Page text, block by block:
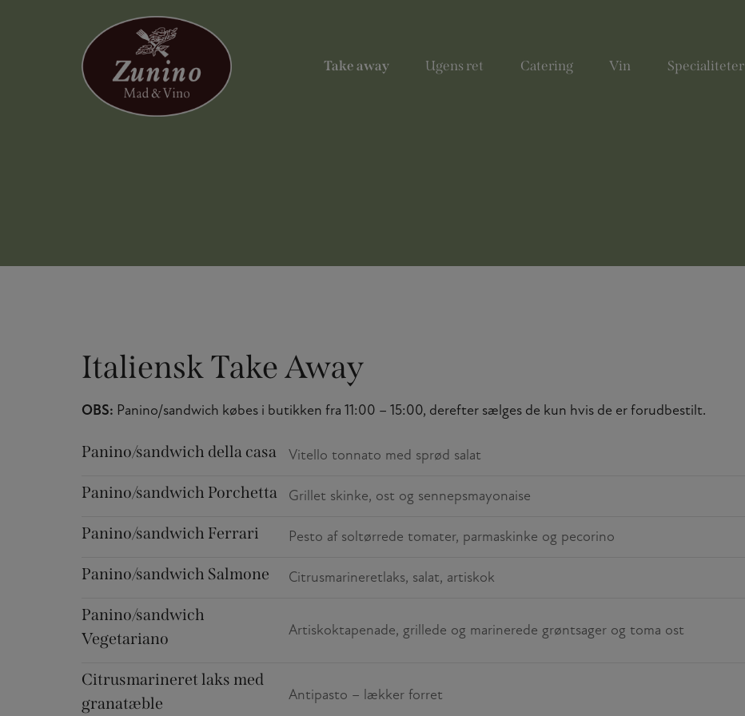
Take away Ugens ret Catering Vin Specialiteter
Italiensk Take Away
OBS: Panino/sandwich købes i butikken fra 11:00 – 15:00, derefter sælges de kun hvis de er forudbestilt.
Panino/sandwich della casa Vitello tonnato med sprød salat
Panino/sandwich Porchetta Grillet skinke, ost og sennepsmayonaise
Panino/sandwich Ferrari Pesto af soltørrede tomater, parmaskinke og pecorino
Panino/sandwich Salmone Citrusmarineretlaks, salat, artiskok
Panino/sandwich
Vegetariano
Artiskoktapenade, grillede og marinerede grøntsager og toma ost
Citrusmarineret laks med
granatæble
Antipasto – lækker forret